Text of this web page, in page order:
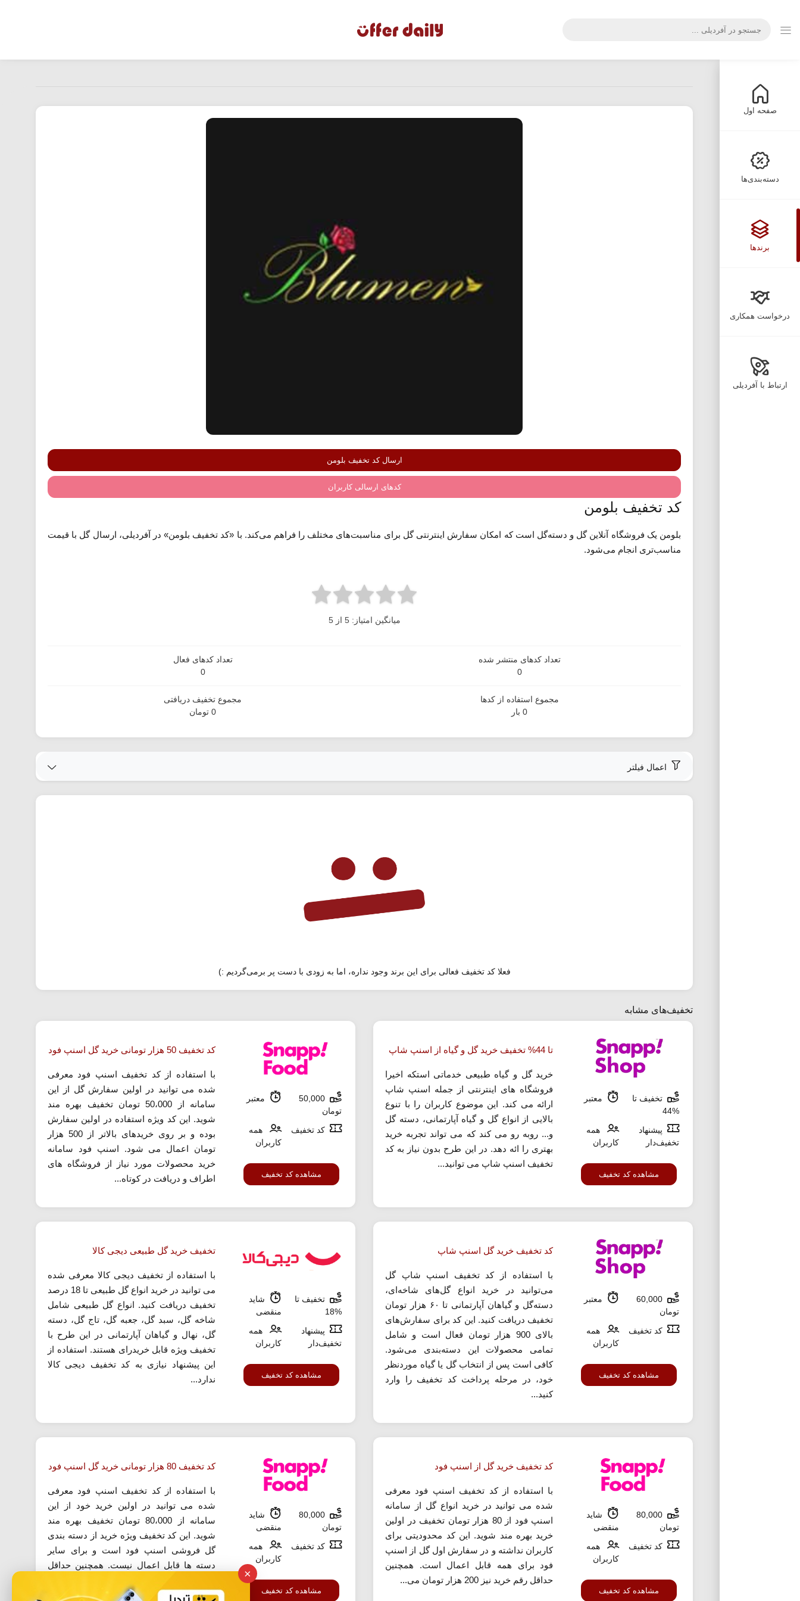
صفحه اول
دسته‌بندی‌ها
برندها
درخواست همکاری
ارتباط با آفردیلی
ارسال کد تخفیف بلومن
کدهای ارسالی کاربران
کد تخفیف بلومن
بلومن یک فروشگاه آنلاین گل و دسته‌گل است که امکان سفارش اینترنتی گل برای مناسبت‌های مختلف را فراهم می‌کند. با «کد تخفیف بلومن» در آفردیلی، ارسال گل با قیمت
مناسب‌تری انجام می‌شود.
میانگین امتیاز: 5 از 5
تعداد کدهای منتشر شده
0
تعداد کدهای فعال
0
مجموع استفاده از کدها
0 بار
مجموع تخفیف دریافتی
0 تومان
اعمال فیلتر
فعلا کد تخفیف فعالی برای این برند وجود نداره، اما به زودی با دست پر برمی‌گردیم :)
تخفیف‌های مشابه
تخفیف تا
%44
معتبر
پیشنهاد
تخفیف‌دار
همه
کاربران
مشاهده کد تخفیف
تا 44% تخفیف خرید گل و گیاه از اسنپ شاپ
خرید گل و گیاه طبیعی خدماتی استکه اخیرا
فروشگاه های اینترنتی از جمله اسنپ شاپ
ارائه می کند. این موضوع کاربران را با تنوع
بالایی از انواع گل و گیاه آپارتمانی، دسته گل
و... روبه رو می کند که می تواند تجربه خرید
بهتری را ائه دهد. در این طرح بدون نیاز به کد
تخفیف اسنپ شاپ می توانید...
50,000
تومان
معتبر
کد تخفیف
همه
کاربران
مشاهده کد تخفیف
کد تخفیف 50 هزار تومانی خرید گل اسنپ فود
با استفاده از کد تخفیف اسنپ فود معرفی
شده می توانید در اولین سفارش گل از این
سامانه از 50،000 تومان تخفیف بهره مند
شوید. این کد ویژه استفاده در اولین سفارش
بوده و بر روی خریدهای بالاتر از 500 هزار
تومان اعمال می شود. اسنپ فود سامانه
خرید محصولات مورد نیاز از فروشگاه های
اطراف و دریافت در کوتاه...
60,000
تومان
معتبر
کد تخفیف
همه
کاربران
مشاهده کد تخفیف
کد تخفیف خرید گل اسنپ شاپ
با استفاده از کد تخفیف اسنپ شاپ گل
می‌توانید در خرید انواع گل‌های شاخه‌ای،
دسته‌گل و گیاهان آپارتمانی تا ۶۰ هزار تومان
تخفیف دریافت کنید. این کد برای سفارش‌های
بالای 900 هزار تومان فعال است و شامل
تمامی محصولات این دسته‌بندی می‌شود.
کافی است پس از انتخاب گل یا گیاه موردنظر
خود، در مرحله پرداخت کد تخفیف را وارد
کنید...
تخفیف تا
%18
شاید
منقضی
پیشنهاد
تخفیف‌دار
همه
کاربران
مشاهده کد تخفیف
تخفیف خرید گل طبیعی دیجی کالا
با استفاده از تخفیف دیجی کالا معرفی شده
می توانید در خرید انواع گل طبیعی تا 18 درصد
تخفیف دریافت کنید. انواع گل طبیعی شامل
شاخه گل، سبد گل، جعبه گل، تاج گل، دسته
گل، نهال و گیاهان آپارتمانی در این طرح با
تخفیف ویژه قابل خریدرای هستند. استفاده از
این پیشنهاد نیازی به کد تخفیف دیجی کالا
ندارد...
80,000
تومان
شاید
منقضی
کد تخفیف
همه
کاربران
مشاهده کد تخفیف
کد تخفیف خرید گل از اسنپ فود
با استفاده از کد تخفیف اسنپ فود معرفی
شده می توانید در خرید انواع گل از سامانه
اسنپ فود از 80 هزار تومان تخفیف در اولین
خرید بهره مند شوید. این کد محدودیتی برای
کاربران نداشته و در سفارش اول گل از اسنپ
فود برای همه قابل اعمال است. همچنین
حداقل رقم خرید نیز 200 هزار تومان می...
80,000
تومان
شاید
منقضی
کد تخفیف
همه
کاربران
مشاهده کد تخفیف
کد تخفیف 80 هزار تومانی خرید گل اسنپ فود
با استفاده از کد تخفیف اسنپ فود معرفی
شده می توانید در اولین خرید خود از این
سامانه از 80،000 تومان تخفیف بهره مند
شوید. این کد تخفیف ویژه خرید از دسته بندی
گل فروشی اسنپ فود است و برای سایر
دسته ها قابل اعمال نیست. همچنین حداقل
استفاده از این...
×